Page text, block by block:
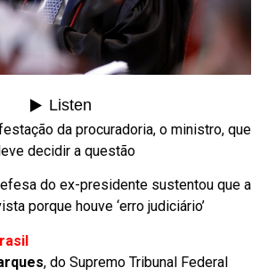
da procuradoria, o ministro, que
decidir a questão
do ex-presidente sustentou que a
porque houve ‘erro judiciário’
, do Supremo Tribunal Federal